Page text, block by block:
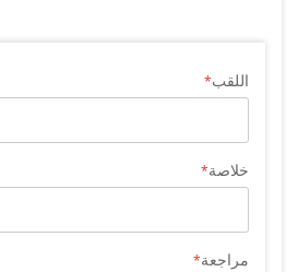
اللقب
خلاصة
مراجعة